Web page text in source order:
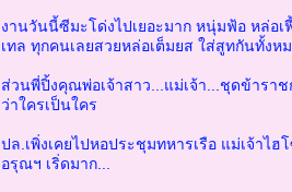
งานวันนี้ซีมะโด่งไปเยอะมาก หนุ่มฟ้อ หล่อ
เทล ทุกคนเลยสวยหล่อเต็มยส ใส่สูทกันทั้ง
ส่วนพี่ปิ้งคุณพ่อเจ้าสาว...แม่เจ้า...ชุดข้ารา
ว่าใครเป็นใคร
ปล.เพิ่งเคยไปหอประชุมทหารเรือ แม่เจ้าไ
อรุณฯ เริ่ดมาก...